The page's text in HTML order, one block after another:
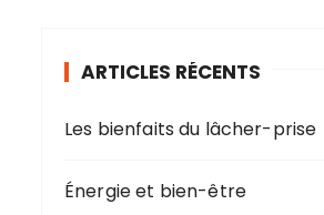
ARTICLES RÉCENTS
Les bienfaits du lâcher-prise
Énergie et bien-être